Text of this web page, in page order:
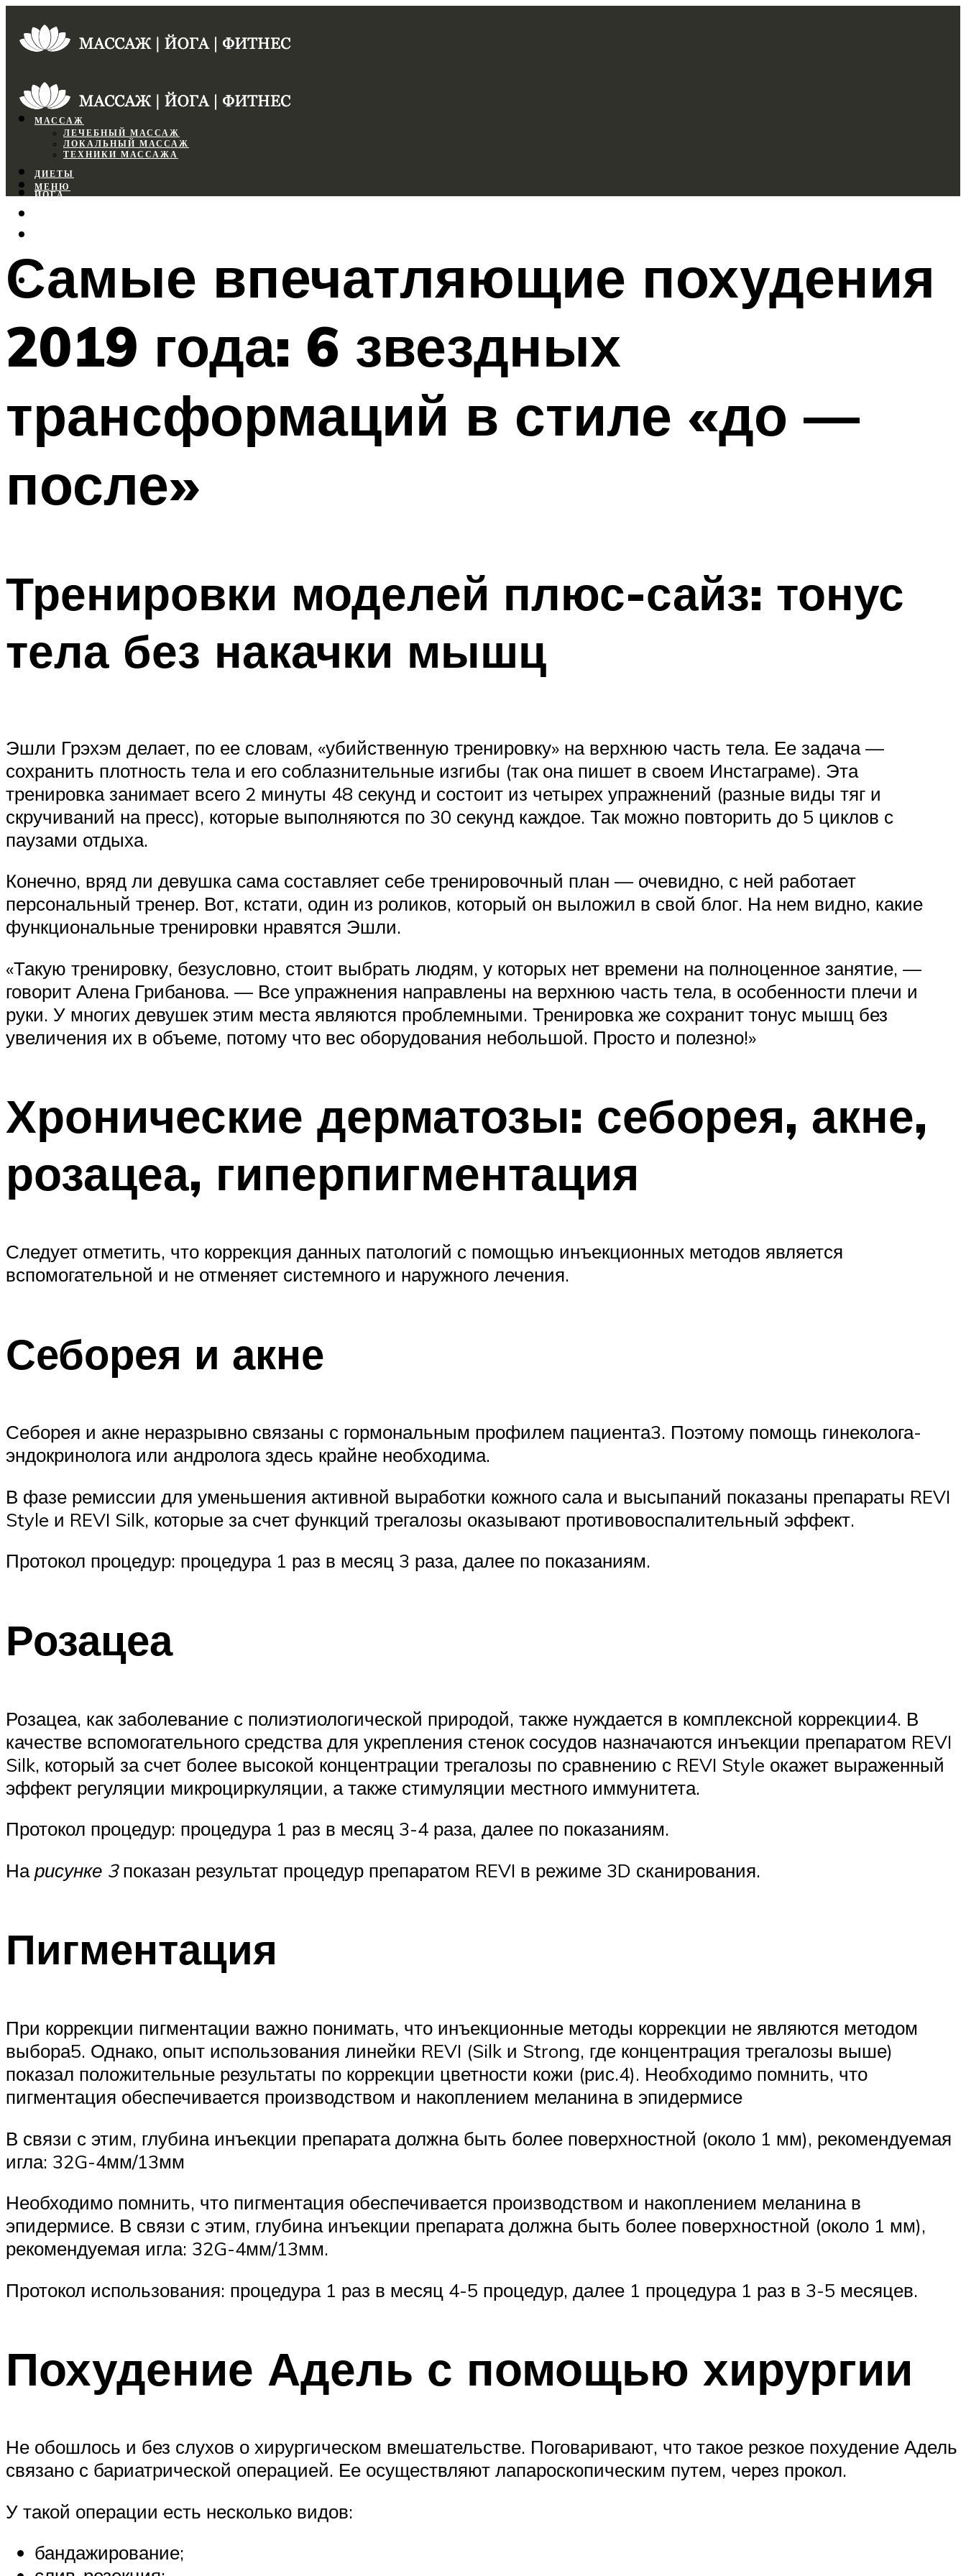
МАССАЖ
ЛЕЧЕБНЫЙ МАССАЖ
ЛОКАЛЬНЫЙ МАССАЖ
ТЕХНИКИ МАССАЖА
ДИЕТЫ
ЙОГА
МЕНЮ
МЕНЮ
Самые впечатляющие похудения
2019 года: 6 звездных
трансформаций в стиле «до —
после»
Тренировки моделей плюс-сайз: тонус
тела без накачки мышц
Эшли Грэхэм делает, по ее словам, «убийственную тренировку» на верхнюю часть тела. Ее задача —
сохранить плотность тела и его соблазнительные изгибы (так она пишет в своем Инстаграме). Эта
тренировка занимает всего 2 минуты 48 секунд и состоит из четырех упражнений (разные виды тяг и
скручиваний на пресс), которые выполняются по 30 секунд каждое. Так можно повторить до 5 циклов с
паузами отдыха.
Конечно, вряд ли девушка сама составляет себе тренировочный план — очевидно, с ней работает
персональный тренер. Вот, кстати, один из роликов, который он выложил в свой блог. На нем видно, какие
функциональные тренировки нравятся Эшли.
«Такую тренировку, безусловно, стоит выбрать людям, у которых нет времени на полноценное занятие, —
говорит Алена Грибанова. — Все упражнения направлены на верхнюю часть тела, в особенности плечи и
руки. У многих девушек этим места являются проблемными. Тренировка же сохранит тонус мышц без
увеличения их в объеме, потому что вес оборудования небольшой. Просто и полезно!»
Хронические дерматозы: себорея, акне,
розацеа, гиперпигментация
Следует отметить, что коррекция данных патологий с помощью инъекционных методов является
вспомогательной и не отменяет системного и наружного лечения.
Себорея и акне
Себорея и акне неразрывно связаны с гормональным профилем пациента3. Поэтому помощь гинеколога-
эндокринолога или андролога здесь крайне необходима.
В фазе ремиссии для уменьшения активной выработки кожного сала и высыпаний показаны препараты REVI
Style и REVI Silk, которые за счет функций трегалозы оказывают противовоспалительный эффект.
Протокол процедур: процедура 1 раз в месяц 3 раза, далее по показаниям.
Розацеа
Розацеа, как заболевание с полиэтиологической природой, также нуждается в комплексной коррекции4. В
качестве вспомогательного средства для укрепления стенок сосудов назначаются инъекции препаратом REVI
Silk, который за счет более высокой концентрации трегалозы по сравнению с REVI Style окажет выраженный
эффект регуляции микроциркуляции, а также стимуляции местного иммунитета.
Протокол процедур: процедура 1 раз в месяц 3-4 раза, далее по показаниям.
Нарисунке 3показан результат процедур препаратом REVI в режиме 3D сканирования.
Пигментация
При коррекции пигментации важно понимать, что инъекционные методы коррекции не являются методом
выбора5. Однако, опыт использования линейки REVI (Silk и Strong, где концентрация трегалозы выше)
показал положительные результаты по коррекции цветности кожи (рис.4). Необходимо помнить, что
пигментация обеспечивается производством и накоплением меланина в эпидермисе
В связи с этим, глубина инъекции препарата должна быть более поверхностной (около 1 мм), рекомендуемая
игла: 32G-4мм/13мм
Необходимо помнить, что пигментация обеспечивается производством и накоплением меланина в
эпидермисе. В связи с этим, глубина инъекции препарата должна быть более поверхностной (около 1 мм),
рекомендуемая игла: 32G-4мм/13мм.
Протокол использования: процедура 1 раз в месяц 4-5 процедур, далее 1 процедура 1 раз в 3-5 месяцев.
Похудение Адель с помощью хирургии
Не обошлось и без слухов о хирургическом вмешательстве. Поговаривают, что такое резкое похудение Адель
связано с бариатрической операцией. Ее осуществляют лапароскопическим путем, через прокол.
У такой операции есть несколько видов:
бандажирование;